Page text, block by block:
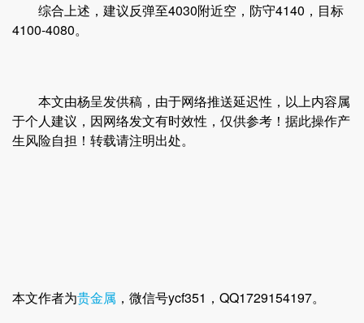
综合上述，建议反弹至4030附近空，防守4140，目标
4100-4080。
本文由杨呈发供稿，由于网络推送延迟性，以上内容属
于个人建议，因网络发文有时效性，仅供参考！据此操作产
生风险自担！转载请注明出处。
本文作者为贵金属 ，微信号ycf351，QQ1729154197。